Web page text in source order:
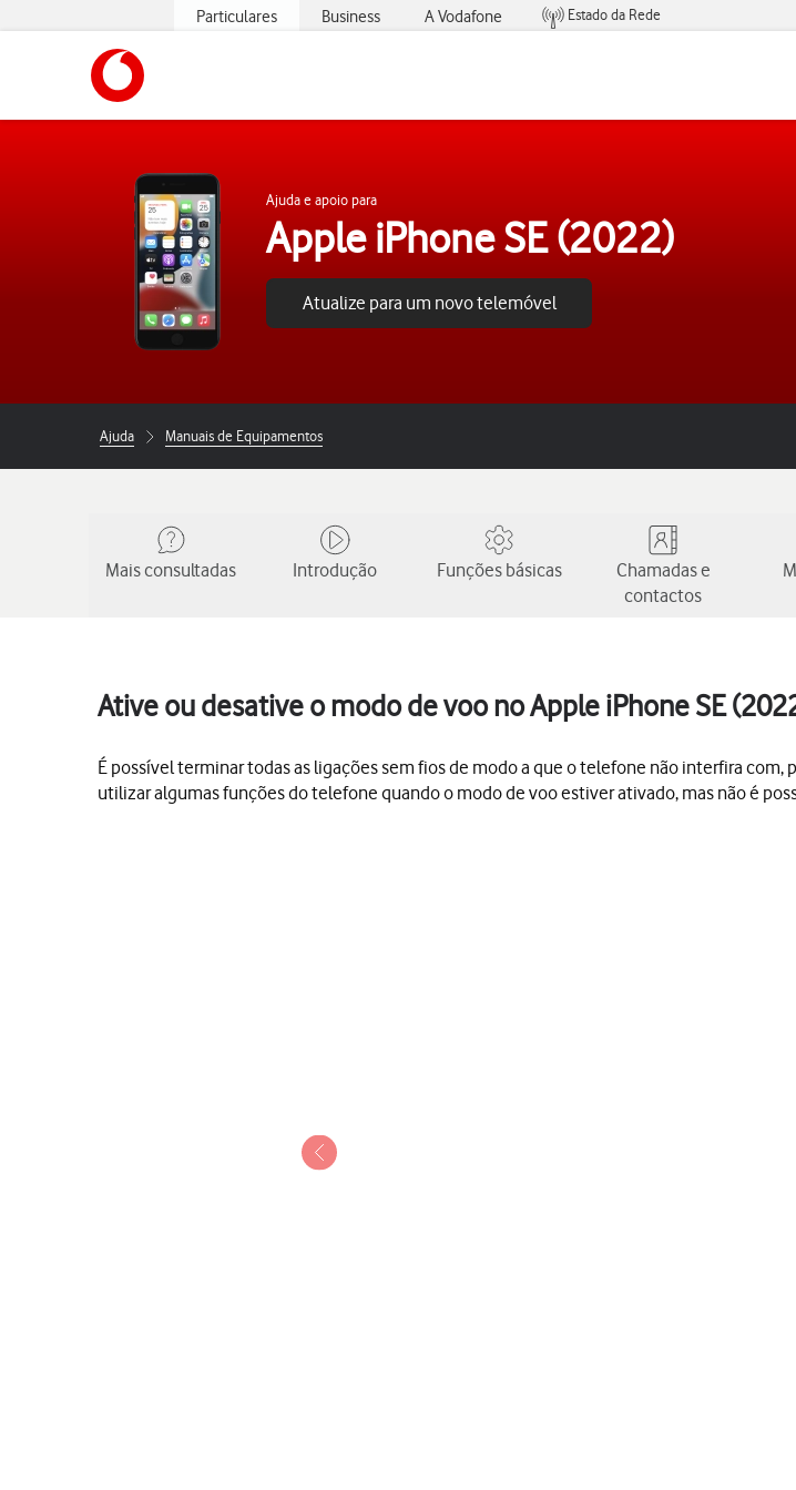
Particulares Business A Vodafone
Estado da Rede
Ajuda e apoio para
Apple iPhone SE (2022)
Atualize para um novo telemóvel
Ajuda Manuais de Equipamentos
Mais consultadas Introdução Funções básicas
Chamadas e
contactos
Ative ou desative o modo de voo no Apple iPhone SE
É possível terminar todas as ligações sem fios de modo a que o telefone não interfira
utilizar algumas funções do telefone quando o modo de voo estiver ativado, mas não é